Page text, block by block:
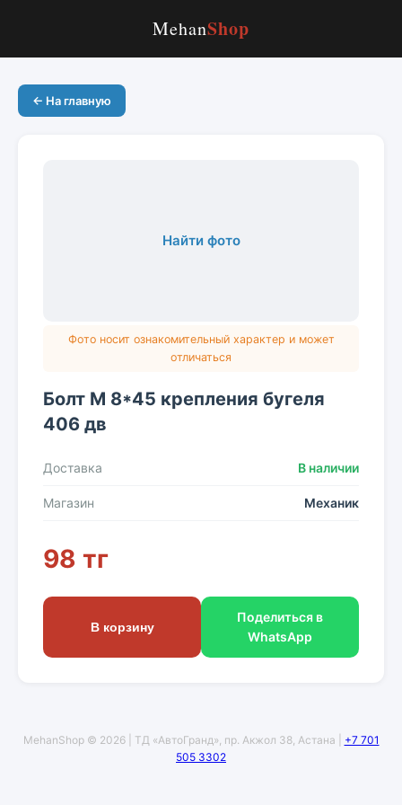
MehanShop
← На главную
Найти фото
Фото носит ознакомительный характер и может
отличаться
Болт М 8*45 крепления бугеля
406 дв
Доставка В наличии
Магазин Механик
98 тг
В корзину
Поделиться в
WhatsApp
MehanShop © 2026 | ТД «АвтоГранд», пр. Акжол 38, Астана | +7 701
505 3302